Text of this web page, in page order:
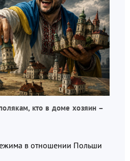
кто в доме хозяин –
в отношении Польши